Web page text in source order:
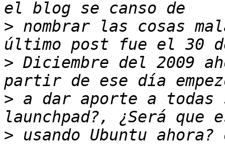
> nombrar las cosas
> Diciembre del 2009
> a dar aporte a todas
> usando Ubuntu